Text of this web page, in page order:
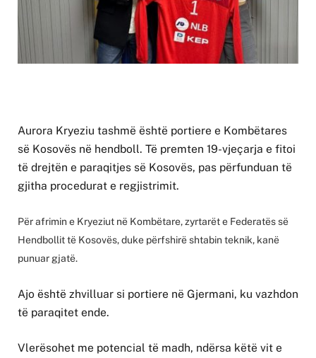
Aurora Kryeziu tashmë është portiere e Kombëtares
së Kosovës në hendboll. Të premten 19-vjeçarja e fitoi
të drejtën e paraqitjes së Kosovës, pas përfunduan të
gjitha procedurat e regjistrimit.
Për afrimin e Kryeziut në Kombëtare, zyrtarët e Federatës së
Hendbollit të Kosovës, duke përfshirë shtabin teknik, kanë
punuar gjatë.
Ajo është zhvilluar si portiere në Gjermani, ku vazhdon
të paraqitet ende.
Vlerësohet me potencial të madh, ndërsa këtë vit e